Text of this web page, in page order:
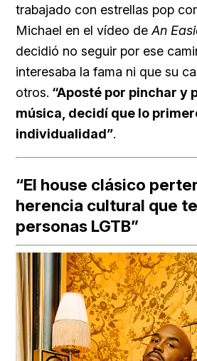
trabajado con estrellas pop
Michael en el vídeo deAn
decidió no seguir por ese
interesaba la fama ni que su
otros. “Aposté por pinchar y
música, decidí que lo
individualidad”.
“El house clásico
herencia cultural que
personas LGTB”